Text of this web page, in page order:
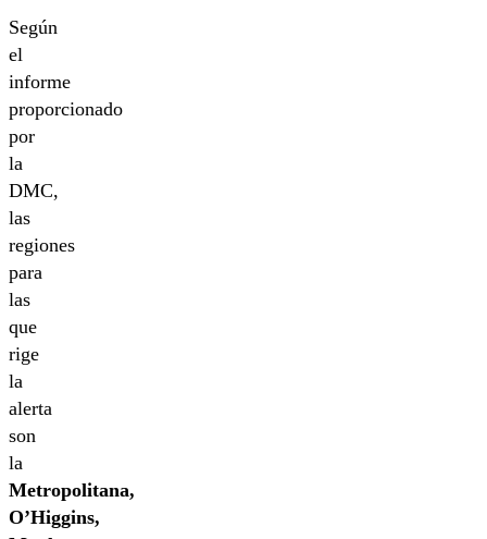
Según
el
informe
proporcionado
por
la
DMC,
las
regiones
para
las
que
rige
la
alerta
son
la
Metropolitana,
O’Higgins,